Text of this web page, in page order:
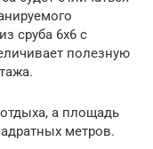
сруба 6х6 с
полезную
а площадь
метров.